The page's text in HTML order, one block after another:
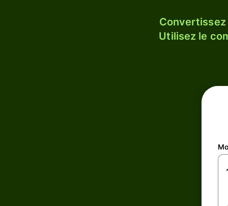
Convertissez
Utilisez le